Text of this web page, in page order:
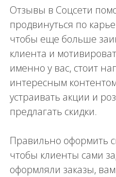
Отзывы в Соцсети
продвинуться по
чтобы еще больше
клиента и
именно у вас, стоит
интересным
устраивать акции и
предлагать скидки.
Правильно оформить
чтобы клиенты сами
оформляли заказы,